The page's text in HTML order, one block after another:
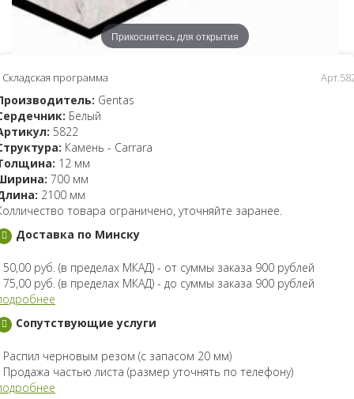
Прикоснитесь для открытия
Складская программа
Gentas
Белый
5822
Камень - Carrara
12 мм
700 мм
2100 мм
товара ограничено, уточняйте заранее.
Доставка по Минску
50,00 руб. (в пределах МКАД) - от суммы заказа 900 рублей
75,00 руб. (в пределах МКАД) - до суммы заказа 900 рублей
Сопутствующие услуги
Распил черновым резом (с запасом 20 мм)
Продажа частью листа (размер уточнять по телефону)